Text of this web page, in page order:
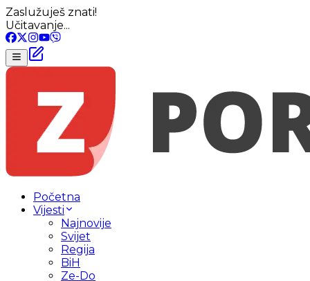
Zaslužuješ znati!
Učitavanje...
Početna
Vijesti
Najnovije
Svijet
Regija
BiH
Ze-Do